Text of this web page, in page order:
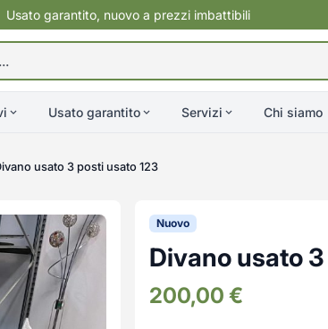
Usato garantito, nuovo a prezzi imbattibili
Usato garantito Servizi Chi siamo
usato 3 posti usato 123
Nuovo
Divano usato
200,00 €